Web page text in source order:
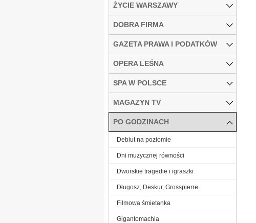
ŻYCIE WARSZAWY
DOBRA FIRMA
GAZETA PRAWA I PODATKÓW
OPERA LEŚNA
SPA W POLSCE
MAGAZYN TV
PO GODZINACH
Debiut na poziomie
Dni muzycznej równości
Dworskie tragedie i igraszki
Długosz, Deskur, Grosspierre
Filmowa śmietanka
Gigantomachia